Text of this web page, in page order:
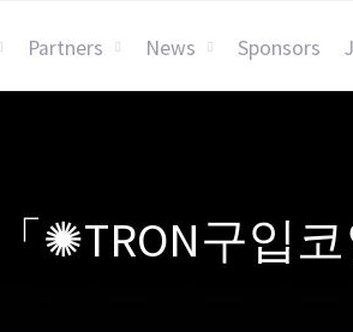
Partners News Sponsors
「✺TRON구입